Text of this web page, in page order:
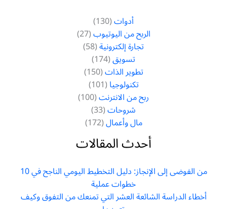
أدوات(130)
الربح من اليوتيوب(27)
تجارة إلكترونية(58)
تسويق(174)
تطوير الذات(150)
تكنولوجيا(101)
ربح من الانترنت(100)
شروحات(33)
مال وأعمال(172)
أحدث المقالات
من الفوضى إلى الإنجاز: دليل التخطيط اليومي الناجح في 10
خطوات عملية
أخطاء الدراسة الشائعة العشر التي تمنعك من التفوق وكيف